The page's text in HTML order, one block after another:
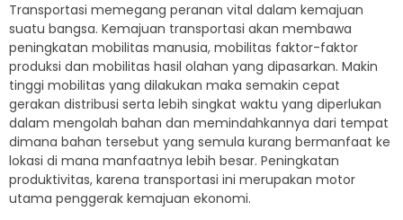
Transportasi memegang peranan vital dalam kemajuan
suatu bangsa. Kemajuan transportasi akan membawa
peningkatan mobilitas manusia, mobilitas faktor-faktor
produksi dan mobilitas hasil olahan yang dipasarkan. Makin
tinggi mobilitas yang dilakukan maka semakin cepat
gerakan distribusi serta lebih singkat waktu yang diperlukan
dalam mengolah bahan dan memindahkannya dari tempat
dimana bahan tersebut yang semula kurang bermanfaat ke
lokasi di mana manfaatnya lebih besar. Peningkatan
produktivitas, karena transportasi ini merupakan motor
utama penggerak kemajuan ekonomi.